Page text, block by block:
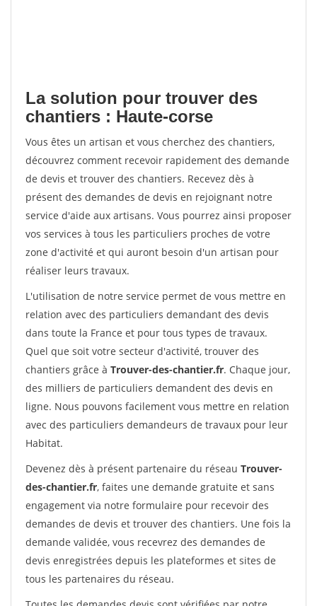
La solution pour trouver des
chantiers : Haute-corse
Vous êtes un artisan et vous cherchez des chantiers,
découvrez comment recevoir rapidement des demande
de devis et trouver des chantiers. Recevez dès à
présent des demandes de devis en rejoignant notre
service d'aide aux artisans. Vous pourrez ainsi proposer
vos services à tous les particuliers proches de votre
zone d'activité et qui auront besoin d'un artisan pour
réaliser leurs travaux.
L'utilisation de notre service permet de vous mettre en
relation avec des particuliers demandant des devis
dans toute la France et pour tous types de travaux.
Quel que soit votre secteur d'activité, trouver des
chantiers grâce à Trouver-des-chantier.fr. Chaque jour,
des milliers de particuliers demandent des devis en
ligne. Nous pouvons facilement vous mettre en relation
avec des particuliers demandeurs de travaux pour leur
Habitat.
Devenez dès à présent partenaire du réseau Trouver-
des-chantier.fr, faites une demande gratuite et sans
engagement via notre formulaire pour recevoir des
demandes de devis et trouver des chantiers. Une fois la
demande validée, vous recevrez des demandes de
devis enregistrées depuis les plateformes et sites de
tous les partenaires du réseau.